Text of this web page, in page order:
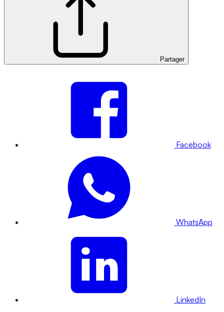
Partager
Facebook
WhatsApp
LinkedIn